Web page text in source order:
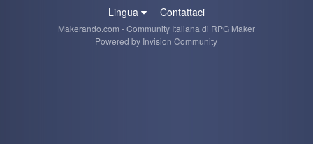
Lingua Contattaci
Makerando.com - Community Italiana di RPG Maker
Powered by Invision Community